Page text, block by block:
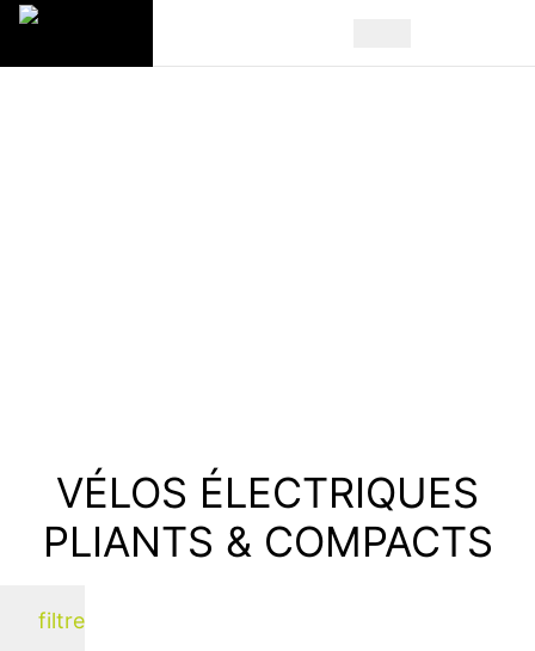
VÉLOS ÉLECTRIQUES
PLIANTS & COMPACTS
filtre